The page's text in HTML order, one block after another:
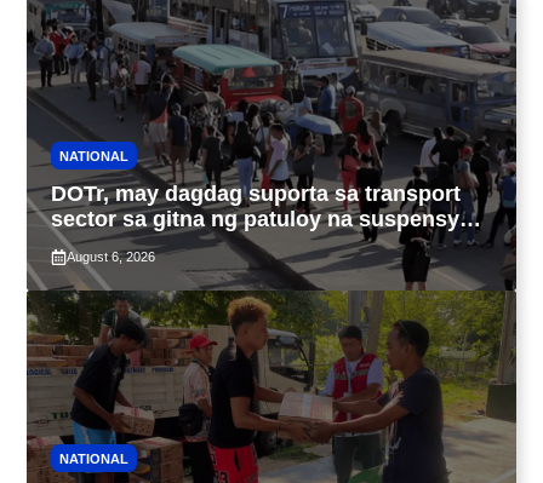
NATIONAL
DOTr, may dagdag suporta sa transport
sector sa gitna ng patuloy na suspensyon
ng taas-pasahe
August 6, 2026
NATIONAL